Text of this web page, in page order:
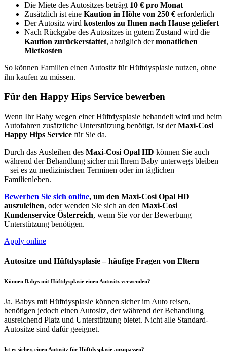
Die Miete des Autositzes beträgt 10 € pro Monat
Zusätzlich ist eine Kaution in Höhe von 250 € erforderlich
Der Autositz wird kostenlos zu Ihnen nach Hause geliefert
Nach Rückgabe des Autositzes in gutem Zustand wird die
Kaution zurückerstattet, abzüglich dermonatlichen
Mietkosten
So können Familien einen Autositz für Hüftdysplasie nutzen, ohne
ihn kaufen zu müssen.
Für den Happy Hips Service bewerben
Wenn Ihr Baby wegen einer Hüftdysplasie behandelt wird und beim
Autofahren zusätzliche Unterstützung benötigt, ist derMaxi-Cosi
Happy Hips Service für Sie da.
Durch das Ausleihen des Maxi-Cosi Opal HD können Sie auch
während der Behandlung sicher mit Ihrem Baby unterwegs bleiben
– sei es zu medizinischen Terminen oder im täglichen
Familienleben.
Bewerben Sie sich online, um den Maxi-Cosi Opal HD
auszuleihen, oder wenden Sie sich an den Maxi-Cosi
Kundenservice Österreich, wenn Sie vor der Bewerbung
Unterstützung benötigen.
Apply online
Autositze und Hüftdysplasie – häufige Fragen von Eltern
Können Babys mit Hüftdysplasie einen Autositz verwenden?
Ja. Babys mit Hüftdysplasie können sicher im Auto reisen,
benötigen jedoch einen Autositz, der während der Behandlung
ausreichend Platz und Unterstützung bietet. Nicht alle Standard-
Autositze sind dafür geeignet.
Ist es sicher, einen Autositz für Hüftdysplasie anzupassen?